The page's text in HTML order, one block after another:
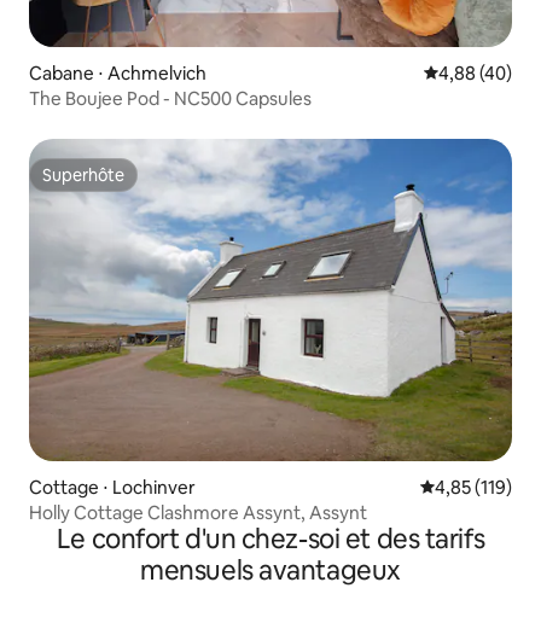
Cabane ⋅ Achmelvich Évaluation
4,88 (40)
The Boujee Pod - NC500 Capsules
Superhôte
Superhôte
Cottage ⋅ Lochinver Évaluation
4,85 (119)
Holly Cottage Clashmore Assynt, Assynt
Le confort d'un chez-soi et des tarifs
mensuels avantageux